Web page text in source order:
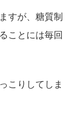
すが、糖質制
ことには毎回
こりしてしま